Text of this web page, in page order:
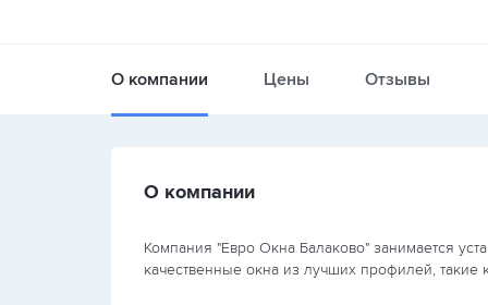
О компании Цены Отзывы
О компании
Компания "Евро Окна Балаково" занимается
качественные окна из лучших профилей, такие